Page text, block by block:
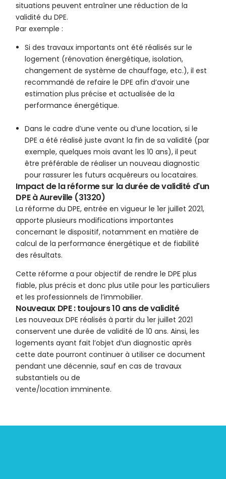
situations peuvent entraîner une réduction de la
validité du DPE.
Par exemple :
Si des travaux importants ont été réalisés sur le
logement (rénovation énergétique, isolation,
changement de système de chauffage, etc.), il est
recommandé de refaire le DPE afin d’avoir une
estimation plus précise et actualisée de la
performance énergétique.
Dans le cadre d’une vente ou d’une location, si le
DPE a été réalisé juste avant la fin de sa validité (par
exemple, quelques mois avant les 10 ans), il peut
être préférable de réaliser un nouveau diagnostic
pour rassurer les futurs acquéreurs ou locataires.
Impact de la réforme sur la durée de validité d'un
DPE à Aureville (31320)
La réforme du DPE, entrée en vigueur le 1er juillet 2021,
apporte plusieurs modifications importantes
concernant le dispositif, notamment en matière de
calcul de la performance énergétique et de fiabilité
des résultats.
Cette réforme a pour objectif de rendre le DPE plus
fiable, plus précis et donc plus utile pour les particuliers
et les professionnels de l’immobilier.
Nouveaux DPE : toujours 10 ans de validité
Les nouveaux DPE réalisés à partir du 1er juillet 2021
conservent une durée de validité de 10 ans. Ainsi, les
logements ayant fait l’objet d’un diagnostic après
cette date pourront continuer à utiliser ce document
pendant une décennie, sauf en cas de travaux
substantiels ou de
vente/location imminente.